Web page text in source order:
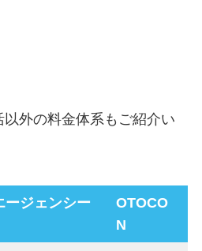
外の料金体系もご紹介い
ージェンシー
OTOCO
N